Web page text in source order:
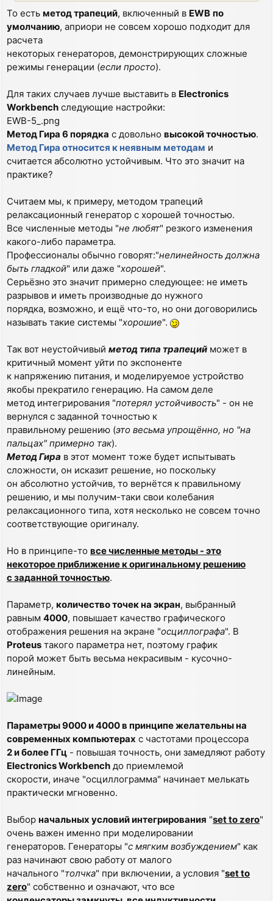
То есть метод трапеций, включенный в EWB по
умолчанию, априори не совсем хорошо подходит для
расчета
некоторых генераторов, демонстрирующих сложные
режимы генерации (если просто).
Для таких случаев лучше выставить в Electronics
Workbench следующие настройки:
EWB-5_.png
Метод Гира 6 порядка с довольно высокой точностью.
Метод Гира относится к неявным методам и
считается абсолютно устойчивым. Что это значит на
практике?
Считаем мы, к примеру, методом трапеций
релаксационный генератор с хорошей точностью.
Все численные методы "не любят" резкого изменения
какого-либо параметра.
Профессионалы обычно говорят:"нелинейность должна
быть гладкой" или даже "хорошей".
Серьёзно это значит примерно следующее: не иметь
разрывов и иметь производные до нужного
порядка, возможно, и ещё что-то, но они договорились
называть такие системы "хорошие".
Так вот неустойчивый метод типа трапеций может в
критичный момент уйти по экспоненте
к напряжению питания, и моделируемое устройство
якобы прекратило генерацию. На самом деле
метод интегрирования "потерял устойчивость" - он не
вернулся с заданной точностью к
правильному решению (это весьма упрощённо, но "на
пальцах" примерно так).
Метод Гира в этот момент тоже будет испытывать
сложности, он исказит решение, но поскольку
он абсолютно устойчив, то вернётся к правильному
решению, и мы получим-таки свои колебания
релаксационного типа, хотя несколько не совсем точно
соответствующие оригиналу.
Но в принципе-то все численные методы - это
некоторое приближение к оригинальному решению
с заданной точностью.
Параметр, количество точек на экран, выбранный
равным 4000, повышает качество графического
отображения решения на экране "осциллографа". В
Proteus такого параметра нет, поэтому график
порой может быть весьма некрасивым - кусочно-
линейным.
Параметры 9000 и 4000 в принципе желательны на
современных компьютерах с частотами процессора
2 и более ГГц - повышая точность, они замедляют работу
Electronics Workbench до приемлемой
скорости, иначе "осциллограмма" начинает мелькать
практически мгновенно.
Выбор начальных условий интегрирования "set to zero"
очень важен именно при моделировании
генераторов. Генераторы "с мягким возбуждением" как
раз начинают свою работу от малого
начального "толчка" при включении, а условия "set to
zero" собственно и означают, что все